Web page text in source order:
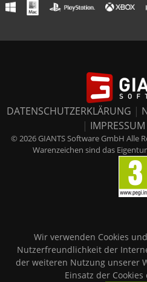
DATENSCHUTZERKLÄRUNG |
| IMPRESSUM
© 2026 GIANTS Software GmbH Alle
Warenzeichen sind das
Wir verwenden Cookies
Nutzerfreundlichkeit der
der weiteren Nutzung unserer
Einsatz der